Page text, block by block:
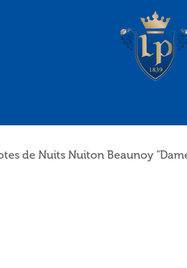
de Nuits Nuiton Beaunoy